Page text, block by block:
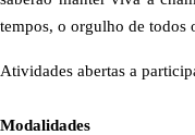
tempos, o orgulho de todos
Atividades abertas a
Modalidades